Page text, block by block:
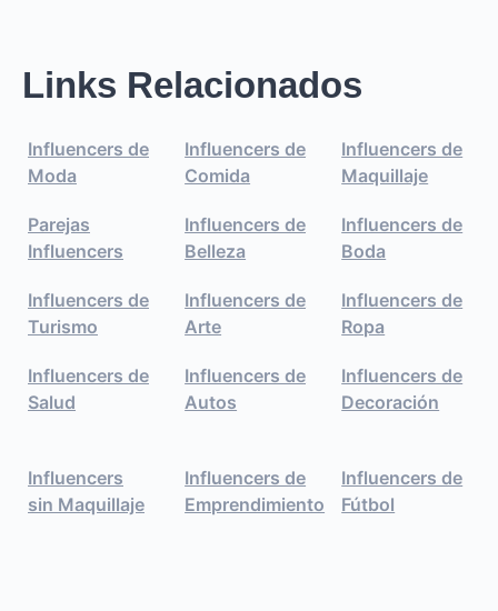
Links Relacionados
Influencers de
Moda
Influencers de
Comida
Influencers de
Maquillaje
Parejas
Influencers
Influencers de
Belleza
Influencers de
Boda
Influencers de
Turismo
Influencers de
Arte
Influencers de
Ropa
Influencers de
Salud
Influencers de
Autos
Influencers de
Decoración
Influencers
sin Maquillaje
Influencers de
Emprendimiento
Influencers de
Fútbol